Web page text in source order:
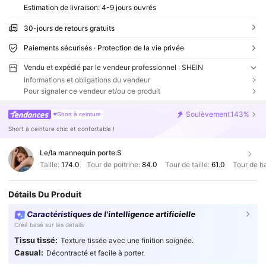
Estimation de livraison: 4-9 jours ouvrés
30-jours de retours gratuits
Paiements sécurisés · Protection de la vie privée
Vendu et expédié par le vendeur professionnel : SHEIN
Informations et obligations du vendeur
Pour signaler ce vendeur et/ou ce produit
#Short à ceinture Soulèvement143%
Short à ceinture chic et confortable !
Le/la mannequin porte:S
Taille: 174.0 Tour de poitrine:84.0 Tour de taille: 61.0 Tour de
Détails Du Produit
Caractéristiques de l'intelligence artificielle
Créé basé sur les détails
Tissu tissé: Texture tissée avec une finition soignée.
Casual: Décontracté et facile à porter.